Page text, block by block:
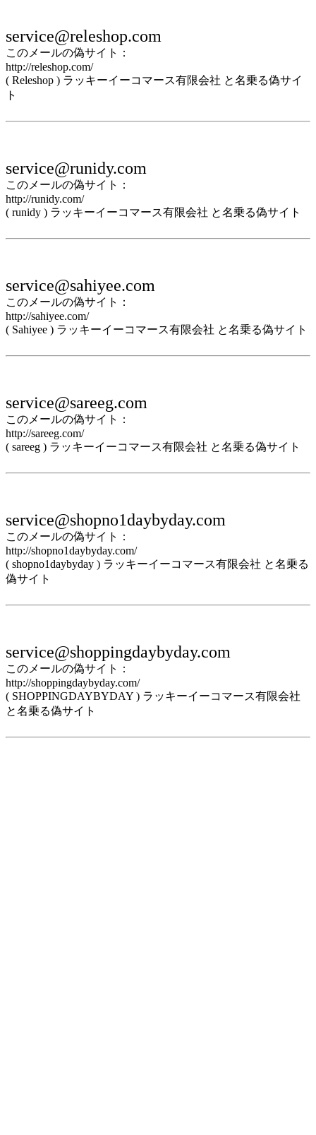
service@releshop.com
このメールの偽サイト：
http://releshop.com/
( Releshop ) ラッキーイーコマース有限会社 と名乗る偽サイ
ト
service@runidy.com
このメールの偽サイト：
http://runidy.com/
( runidy ) ラッキーイーコマース有限会社 と名乗る偽サイト
service@sahiyee.com
このメールの偽サイト：
http://sahiyee.com/
( Sahiyee ) ラッキーイーコマース有限会社 と名乗る偽サイト
service@sareeg.com
このメールの偽サイト：
http://sareeg.com/
( sareeg ) ラッキーイーコマース有限会社 と名乗る偽サイト
service@shopno1daybyday.com
このメールの偽サイト：
http://shopno1daybyday.com/
( shopno1daybyday ) ラッキーイーコマース有限会社 と名乗る
偽サイト
service@shoppingdaybyday.com
このメールの偽サイト：
http://shoppingdaybyday.com/
( SHOPPINGDAYBYDAY ) ラッキーイーコマース有限会社
と名乗る偽サイト